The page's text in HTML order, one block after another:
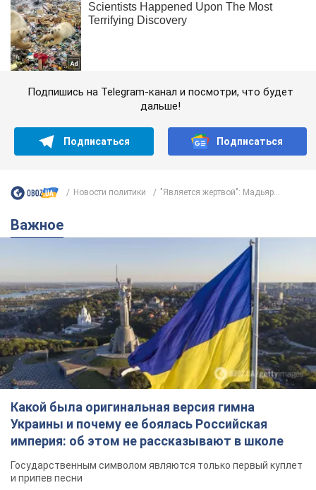
Подпишись на Telegram-канал и посмотри, что будет
дальше!
Подписаться Подписаться
Новости политики "Является жертвой": Мадьяр...
Важное
Какой была оригинальная версия гимна
Украины и почему ее боялась Российская
империя: об этом не рассказывают в школе
Государственным символом являются только первый куплет
и припев песни